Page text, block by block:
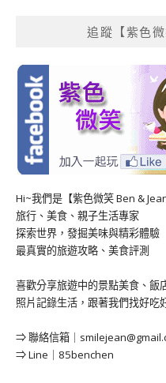
追蹤【紫色微
Hi~我們是【紫色微笑 Ben & Jean
旅行、美食、親子生活專家
探索世界，發掘美味與精彩體驗
最真實的旅遊攻略、美食評測
喜歡分享旅遊中的景點美食、飯
照片記錄生活，跟著我們找好吃
⇒ 聯絡信箱｜
⇒ Line｜85benchen